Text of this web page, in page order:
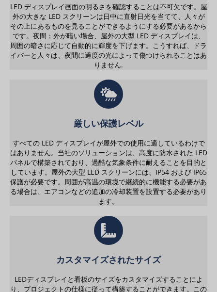
LED ディスプレイ画面の明るさを確認することは不可欠です。屋
外の大きな LED スクリーンは日中に直射日光を当てて、人々が
その上にあるものを見ることができるようにする必要があるから
です。夜間：外が暗い場合、屋外の大型 LED ディスプレイは、
周囲の暗さに応じて自動的に輝度を下げます。こうすれば、ドラ
イバーと人々は、夜間に過度の光によって傷つけられることはあ
りません.
厳しい保護レベル
すべての LED ディスプレイが屋外での使用に適しているわけで
はありません。当社のソリューションは、高度に防水された LED
パネルで構築されており、過酷な気象条件に耐えることを目的と
しています。屋外の大型 LED スクリーンには、IP54 および IP65
保護が必要です。周囲が高温の環境で継続的に機能する必要があ
る場合は、エアコンなどの追加の冷却装置を設置する必要があり
ます。
カスタマイズされたサイズ
LEDディスプレイと看板のサイズをカスタマイズすることによ
り、プロジェクトの仕様に従って構築することができます。この